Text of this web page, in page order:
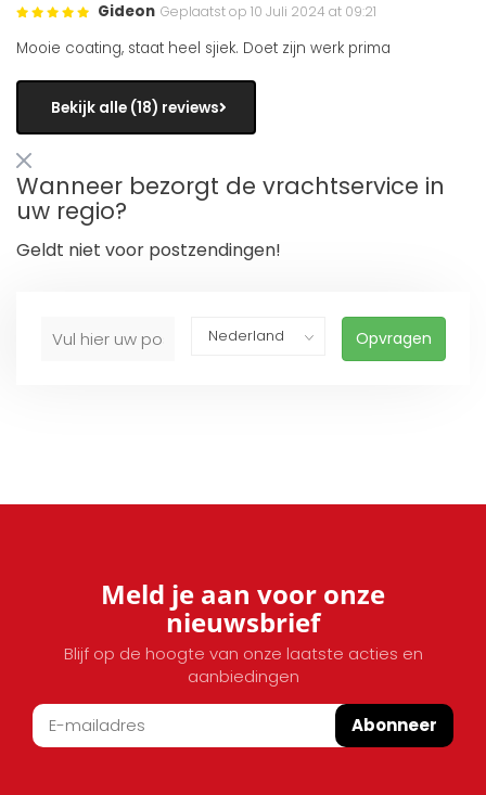
Gideon Geplaatst op 10 Juli 2024 at 09:21
Mooie coating, staat heel sjiek. Doet zijn werk prima
Bekijk alle (18) reviews
Wanneer bezorgt de vrachtservice in
uw regio?
Geldt niet voor postzendingen!
Opvragen
Meld je aan voor onze
nieuwsbrief
Blijf op de hoogte van onze laatste acties en
aanbiedingen
Abonneer